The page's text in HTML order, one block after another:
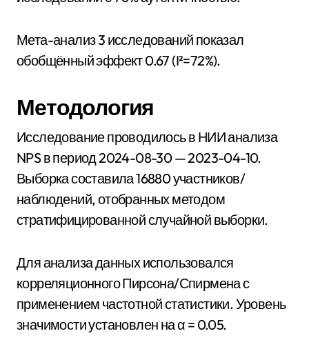
Мета-анализ 3 исследований показал
обобщённый эффект 0.67 (I²=72%).
Методология
Исследование проводилось в НИИ анализа
NPS в период 2024-08-30 — 2023-04-10.
Выборка составила 16880 участников/
наблюдений, отобранных методом
стратифицированной случайной выборки.
Для анализа данных использовался
корреляционного Пирсона/Спирмена с
применением частотной статистики. Уровень
значимости установлен на α = 0.05.